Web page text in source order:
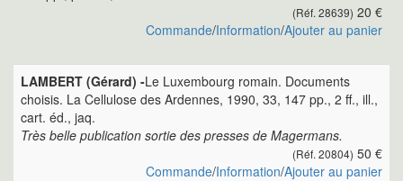
(Réf. 28639) 20 €
Commande/Information/Ajouter au panier
LAMBERT (Gérard) -Le Luxembourg romain. Documents
choisis. La Cellulose des Ardennes, 1990, 33, 147 pp., 2 ff., ill.,
cart. éd., jaq.
Très belle publication sortie des presses de Magermans.
(Réf. 20804) 50 €
Commande/Information/Ajouter au panier